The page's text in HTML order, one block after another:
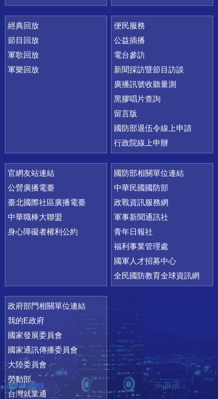
經典回放
節目回放
軍歌回放
軍樂回放
便民服務
公益插播
電台參訪
新聞採訪暨節目訪談
廣播訊號收聽量測
黑膠唱片查詢
留言版
國防部退伍令線上申請
行政院線上申辦
官網友站連結
公營廣播電臺
臺北國際社區廣播電臺
中華職棒大聯盟
身心障礙者權利公約
國防部相關單位連結
中華民國國防部
政戰資訊服務網
軍事新聞通訊社
青年日報社
福利事業管理處
國軍人才招募中心
全民國防教育全球資訊網
政府部門相關單位連結
我的E政府
國家發展委員會
國家通訊傳播委員會
大陸委員會
勞動部
台灣就業通